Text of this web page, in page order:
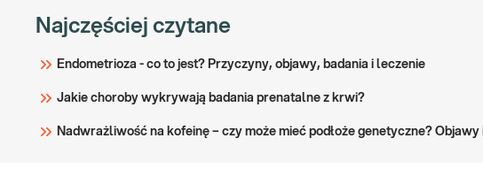
Najczęściej czytane
Endometrioza - co to jest? Przyczyny, objawy, badania i leczenie
Jakie choroby wykrywają badania prenatalne z krwi?
Nadwrażliwość na kofeinę – czy może mieć podłoże genetyczne? Objawy